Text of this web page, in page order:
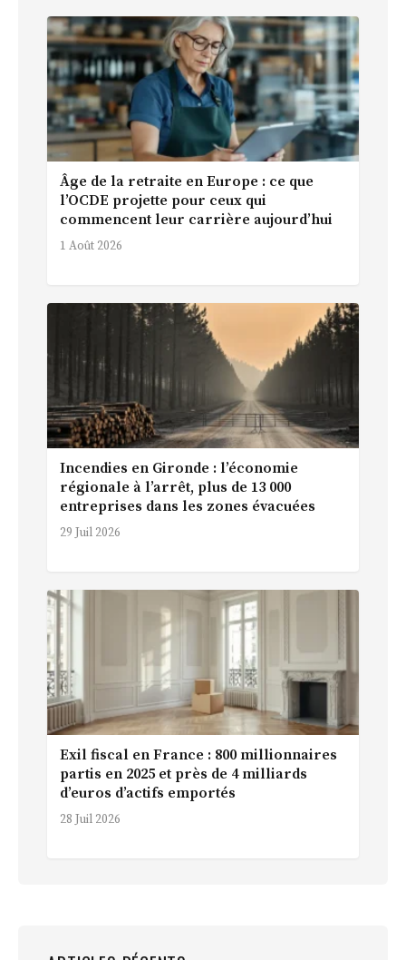
Âge de la retraite en Europe : ce que
l’OCDE projette pour ceux qui
commencent leur carrière aujourd’hui
1 Août 2026
Incendies en Gironde : l’économie
régionale à l’arrêt, plus de 13 000
entreprises dans les zones évacuées
29 Juil 2026
Exil fiscal en France : 800 millionnaires
partis en 2025 et près de 4 milliards
d’euros d’actifs emportés
28 Juil 2026